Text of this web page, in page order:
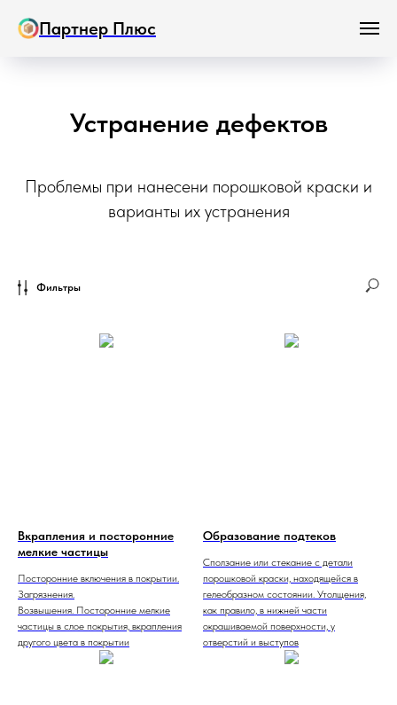
Партнер Плюс
Устранение дефектов
Проблемы при нанесени порошковой краски и
варианты их устранения
Фильтры
Вкрапления и посторонние
мелкие частицы
Посторонние включения в покрытии.
Загрязнения.
Возвышения. Посторонние мелкие
частицы в слое покрытия, вкрапления
другого цвета в покрытии
Образование подтеков
Сползание или стекание с детали
порошковой краски, находящейся в
гелеобразном состоянии. Утолщения,
как правило, в нижней части
окрашиваемой поверхности, у
отверстий и выступов